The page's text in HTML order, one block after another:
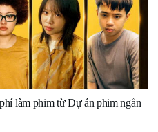
làm phim từ Dự án phim ngắn